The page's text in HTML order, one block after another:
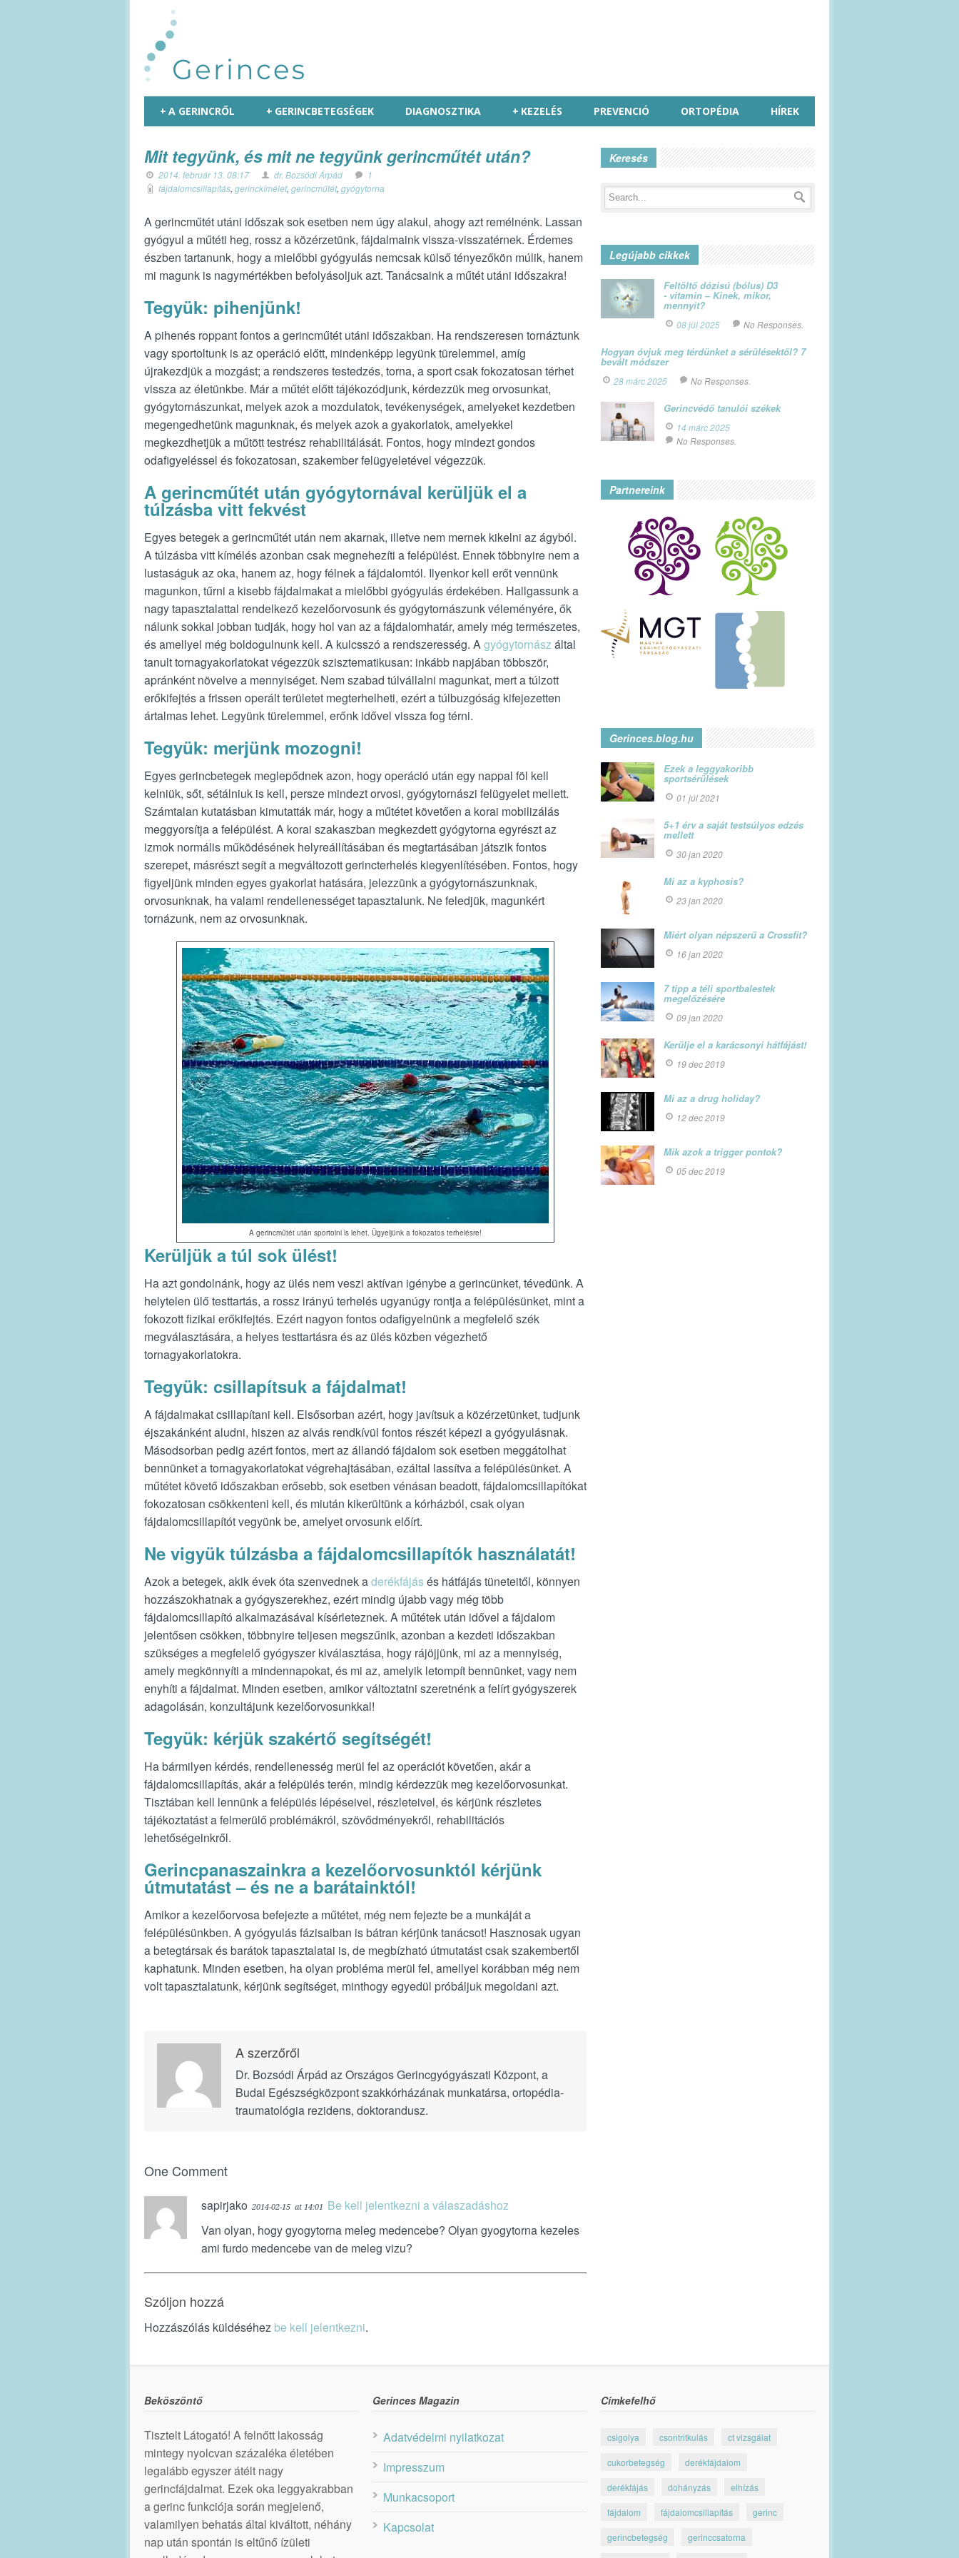
A GERINCRŐL
+ GERINCBETEGSÉGEK
+ DIAGNOSZTIKA KEZELÉS
+ PREVENCIÓ ORTOPÉDIA HÍREK
Mit tegyünk, és mit ne tegyünk gerincműtét után?
2014. február 13. 08:17 dr. Bozsódi Árpád
1
fájdalomcsillapítás, gerinckímélet, gerincműtét, gyógytorna
A gerincműtét utáni időszak sok esetben nem úgy alakul, ahogy azt remélnénk. Lassan
gyógyul a műtéti heg, rossz a közérzetünk, fájdalmaink vissza-visszatérnek. Érdemes
észben tartanunk, hogy a mielőbbi gyógyulás nemcsak külső tényezőkön múlik, hanem
mi magunk is nagymértékben befolyásoljuk azt. Tanácsaink a műtét utáni időszakra!
Tegyük: pihenjünk!
A pihenés roppant fontos a gerincműtét utáni időszakban. Ha rendszeresen tornáztunk
vagy sportoltunk is az operáció előtt, mindenképp legyünk türelemmel, amíg
újrakezdjük a mozgást; a rendszeres testedzés, torna, a sport csak fokozatosan térhet
vissza az életünkbe. Már a műtét előtt tájékozódjunk, kérdezzük meg orvosunkat,
gyógytornászunkat, melyek azok a mozdulatok, tevékenységek, amelyeket kezdetben
megengedhetünk magunknak, és melyek azok a gyakorlatok, amelyekkel
megkezdhetjük a műtött testrész rehabilitálását. Fontos, hogy mindezt gondos
odafigyeléssel és fokozatosan, szakember felügyeletével végezzük.
A gerincműtét után gyógytornával kerüljük el a
túlzásba vitt fekvést
Egyes betegek a gerincműtét után nem akarnak, illetve nem mernek kikelni az ágyból.
A túlzásba vitt kímélés azonban csak megnehezíti a felépülést. Ennek többnyire nem a
lustaságuk az oka, hanem az, hogy félnek a fájdalomtól. Ilyenkor kell erőt vennünk
magunkon, tűrni a kisebb fájdalmakat a mielőbbi gyógyulás érdekében. Hallgassunk a
nagy tapasztalattal rendelkező kezelőorvosunk és gyógytornászunk véleményére, ők
nálunk sokkal jobban tudják, hogy hol van az a fájdalomhatár, amely még természetes,
és amellyel még boldogulnunk kell. A kulcsszó a rendszeresség. Agyógytornászáltal
tanult tornagyakorlatokat végezzük szisztematikusan: inkább napjában többször,
apránként növelve a mennyiséget. Nem szabad túlvállalni magunkat, mert a túlzott
erőkifejtés a frissen operált területet megterhelheti, ezért a túlbuzgóság kifejezetten
ártalmas lehet. Legyünk türelemmel, erőnk idővel vissza fog térni.
Tegyük: merjünk mozogni!
Egyes gerincbetegek meglepődnek azon, hogy operáció után egy nappal föl kell
kelniük, sőt, sétálniuk is kell, persze mindezt orvosi, gyógytornászi felügyelet mellett.
Számtalan kutatásban kimutatták már, hogy a műtétet követően a korai mobilizálás
meggyorsítja a felépülést. A korai szakaszban megkezdett gyógytorna egyrészt az
izmok normális működésének helyreállításában és megtartásában játszik fontos
szerepet, másrészt segít a megváltozott gerincterhelés kiegyenlítésében. Fontos, hogy
figyeljünk minden egyes gyakorlat hatására, jelezzünk a gyógytornászunknak,
orvosunknak, ha valami rendellenességet tapasztalunk. Ne feledjük, magunkért
tornázunk, nem az orvosunknak.
A gerincműtét után sportolni is lehet. Ügyeljünk a fokozatos terhelésre!
Kerüljük a túl sok ülést!
Ha azt gondolnánk, hogy az ülés nem veszi aktívan igénybe a gerincünket, tévedünk. A
helytelen ülő testtartás, a rossz irányú terhelés ugyanúgy rontja a felépülésünket, mint a
fokozott fizikai erőkifejtés. Ezért nagyon fontos odafigyelnünk a megfelelő szék
megválasztására, a helyes testtartásra és az ülés közben végezhető
tornagyakorlatokra.
Tegyük: csillapítsuk a fájdalmat!
A fájdalmakat csillapítani kell. Elsősorban azért, hogy javítsuk a közérzetünket, tudjunk
éjszakánként aludni, hiszen az alvás rendkívül fontos részét képezi a gyógyulásnak.
Másodsorban pedig azért fontos, mert az állandó fájdalom sok esetben meggátolhat
bennünket a tornagyakorlatokat végrehajtásában, ezáltal lassítva a felépülésünket. A
műtétet követő időszakban erősebb, sok esetben vénásan beadott, fájdalomcsillapítókat
fokozatosan csökkenteni kell, és miután kikerültünk a kórházból, csak olyan
fájdalomcsillapítót vegyünk be, amelyet orvosunk előírt.
Ne vigyük túlzásba a fájdalomcsillapítók használatát!
Azok a betegek, akik évek óta szenvednek aderékfájásés hátfájás tüneteitől, könnyen
hozzászokhatnak a gyógyszerekhez, ezért mindig újabb vagy még több
fájdalomcsillapító alkalmazásával kísérleteznek. A műtétek után idővel a fájdalom
jelentősen csökken, többnyire teljesen megszűnik, azonban a kezdeti időszakban
szükséges a megfelelő gyógyszer kiválasztása, hogy rájöjjünk, mi az a mennyiség,
amely megkönnyíti a mindennapokat, és mi az, amelyik letompít bennünket, vagy nem
enyhíti a fájdalmat. Minden esetben, amikor változtatni szeretnénk a felírt gyógyszerek
adagolásán, konzultájunk kezelőorvosunkkal!
Tegyük: kérjük szakértő segítségét!
Ha bármilyen kérdés, rendellenesség merül fel az operációt követően, akár a
fájdalomcsillapítás, akár a felépülés terén, mindig kérdezzük meg kezelőorvosunkat.
Tisztában kell lennünk a felépülés lépéseivel, részleteivel, és kérjünk részletes
tájékoztatást a felmerülő problémákról, szövődményekről, rehabilitációs
lehetőségeinkről.
Gerincpanaszainkra a kezelőorvosunktól kérjünk
útmutatást – és ne a barátainktól!
Amikor a kezelőorvosa befejezte a műtétet, még nem fejezte be a munkáját a
felépülésünkben. A gyógyulás fázisaiban is bátran kérjünk tanácsot! Hasznosak ugyan
a betegtársak és barátok tapasztalatai is, de megbízható útmutatást csak szakembertől
kaphatunk. Minden esetben, ha olyan probléma merül fel, amellyel korábban még nem
volt tapasztalatunk, kérjünk segítséget, minthogy egyedül próbáljuk megoldani azt.
A szerzőről
Dr. Bozsódi Árpád az Országos Gerincgyógyászati Központ, a
Budai Egészségközpont szakkórházának munkatársa, ortopédia-
traumatológia rezidens, doktorandusz.
One Comment
sapirjako 2014-02-15 at 14:01
Be kell jelentkezni a válaszadáshoz
Van olyan, hogy gyogytorna meleg medencebe? Olyan gyogytorna kezeles
ami furdo medencebe van de meleg vizu?
Szóljon hozzá
Hozzászólás küldéséhez be kell jelentkezni.
Keresés
Legújabb cikkek
Feltöltő dózisú (bólus) D3
- vitamin – Kinek, mikor,
mennyit?
08 júl 2025 No Responses.
Hogyan óvjuk meg térdünket a sérülésektől? 7
bevált módszer
28 márc 2025 No Responses.
Gerincvédő tanulói székek
14 márc 2025
No Responses.
Partnereink
Gerinces.blog.hu
Ezek a leggyakoribb
sportsérülések
01 júl 2021
5+1 érv a saját testsúlyos edzés
mellett
30 jan 2020
Mi az a kyphosis?
23 jan 2020
Miért olyan népszerű a Crossfit?
16 jan 2020
7 tipp a téli sportbalestek
megelőzésére
09 jan 2020
Kerülje el a karácsonyi hátfájást!
19 dec 2019
Mi az a drug holiday?
12 dec 2019
Mik azok a trigger pontok?
05 dec 2019
Beköszöntő
Tisztelt Látogató! A felnőtt lakosság
mintegy nyolcvan százaléka életében
legalább egyszer átélt nagy
gerincfájdalmat. Ezek oka leggyakrabban
a gerinc funkciója során megjelenő,
valamilyen behatás által kiváltott, néhány
nap után spontán is eltűnő ízületi
Gerinces Magazin
Adatvédelmi nyilatkozat
Impresszum
Munkacsoport
Kapcsolat
Címkefelhő
csigolya csontritkulás ct vizsgálat
cukorbetegség derékfájdalom
derékfájás dohányzás elhízás
fájdalom fájdalomcsillapítás gerinc
gerincbetegség gerinccsatorna